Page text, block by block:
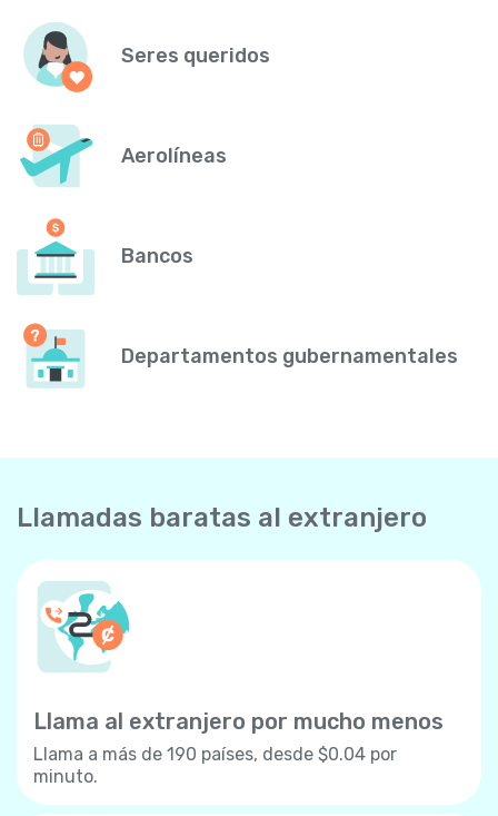
Seres queridos
Aerolíneas
Bancos
Departamentos gubernamentales
Llamadas baratas al extranjero
Llama al extranjero por mucho menos
Llama a más de 190 países, desde $0.04 por
minuto.